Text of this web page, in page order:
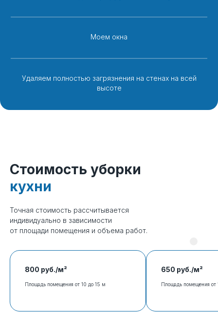
Моем окна
Удаляем полностью загрязнения на стенах на всей
высоте
Стоимость уборки
кухни
Точная стоимость рассчитывается
индивидуально в зависимости
от площади помещения и объема работ.
800 руб./м²
Площадь помещения от 10 до 15 м
650 руб./м²
Площадь помещения от
прибывает на объект со всем
необходимым инвентарем и
начинает работу.